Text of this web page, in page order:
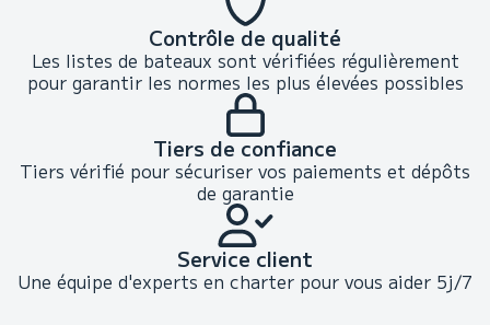
Contrôle de qualité
Les listes de bateaux sont vérifiées régulièrement
pour garantir les normes les plus élevées possibles
Tiers de confiance
Tiers vérifié pour sécuriser vos paiements et dépôts
de garantie
Service client
Une équipe d'experts en charter pour vous aider 5j/7